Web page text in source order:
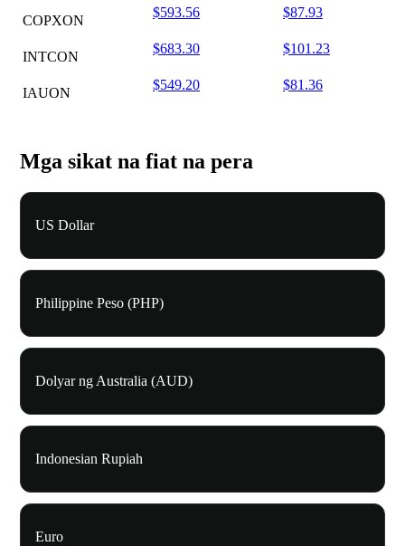
COPXON
$593.56 $87.93
INTCON
$683.30 $101.23
IAUON
$549.20 $81.36
Mga sikat na fiat na pera
US Dollar
Philippine Peso (PHP)
Dolyar ng Australia (AUD)
Indonesian Rupiah
Euro